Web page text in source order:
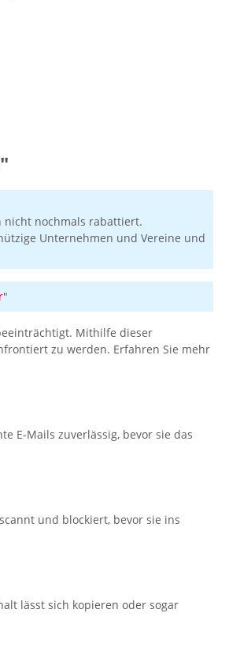
nicht nochmals rabattiert.
Unternehmen und Vereine und
"
Mithilfe dieser
zu werden. Erfahren Sie mehr
E-Mails zuverlässig, bevor sie das
und blockiert, bevor sie ins
lässt sich kopieren oder sogar